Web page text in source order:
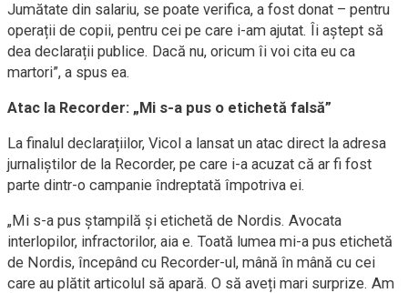
Jumătate din salariu, se poate verifica, a fost donat – pentru
operații de copii, pentru cei pe care i-am ajutat. Îi aștept să
dea declarații publice. Dacă nu, oricum îi voi cita eu ca
martori”, a spus ea.
Atac la Recorder: „Mi s-a pus o etichetă falsă”
La finalul declarațiilor, Vicol a lansat un atac direct la adresa
jurnaliștilor de la Recorder, pe care i-a acuzat că ar fi fost
parte dintr-o campanie îndreptată împotriva ei.
„Mi s-a pus ștampilă și etichetă de Nordis. Avocata
interlopilor, infractorilor, aia e. Toată lumea mi-a pus etichetă
de Nordis, începând cu Recorder-ul, mână în mână cu cei
care au plătit articolul să apară. O să aveți mari surprize. Am